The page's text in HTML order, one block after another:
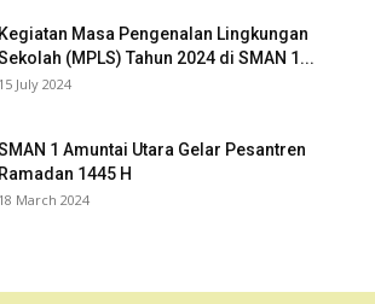
Kegiatan Masa Pengenalan Lingkungan
(MPLS) Tahun 2024 di SMAN 1...
15 July 2024
1 Amuntai Utara Gelar Pesantren
Ramadan 1445 H
18 March 2024